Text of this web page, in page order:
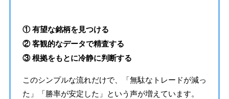
① 有望な銘柄を見つける
② 客観的なデータで精査する
③ 根拠をもとに冷静に判断する
このシンプルな流れだけで、「無駄なトレードが減っ
た」「勝率が安定した」という声が増えています。